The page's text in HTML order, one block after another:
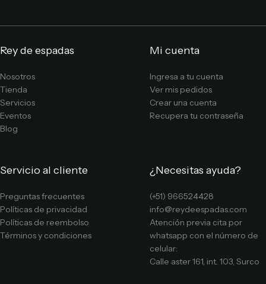
Rey de espadas
Nosotros
Tienda
Servicios
Eventos
Blog
Mi cuenta
Ingresa a tu cuenta
Ver mis pedidos
Crear una cuenta
Recupera tu contraseña
Servicio al cliente
Preguntas frecuentes
Políticas de privacidad
Políticas de reembolso
Términos y condiciones
¿Necesitas ayuda?
(+51) 966524428
info@reydeespadas.com
Atención previa cita por
whatsapp con el número de
celular:
Calle aster 161, int. 103, Surco